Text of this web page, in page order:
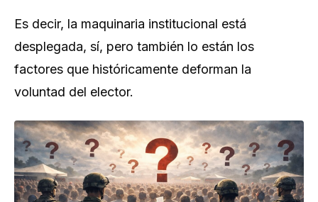
Es decir, la maquinaria institucional está
desplegada, sí, pero también lo están los
factores que históricamente deforman la
voluntad del elector.